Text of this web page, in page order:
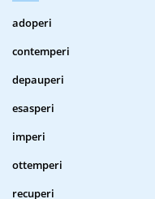
adoperi
contemperi
depauperi
esasperi
imperi
ottemperi
recuperi